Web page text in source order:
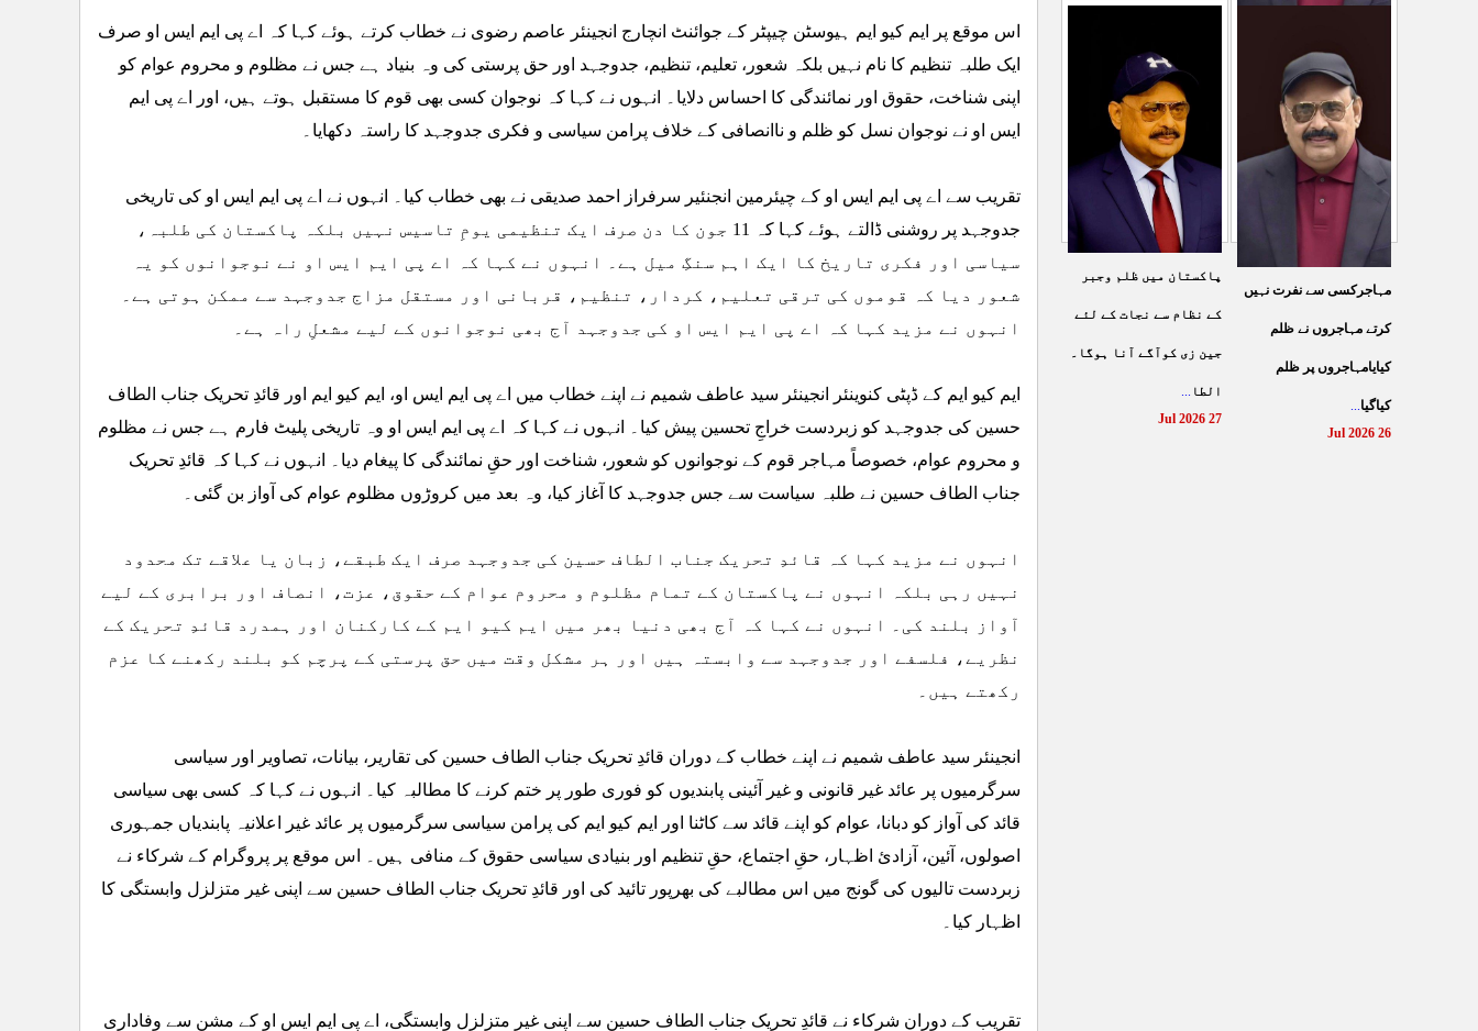
اس موقع پر ایم کیو ایم ہیوسٹن چیپٹر کے جوائنٹ انچارج انجینئر عاصم رضوی نے خطاب کرتے ہوئے کہا کہ اے پی ایم ایس او صرف
ایک طلبہ تنظیم کا نام نہیں بلکہ شعور، تعلیم، تنظیم، جدوجہد اور حق پرستی کی وہ بنیاد ہے جس نے مظلوم و محروم عوام کو
اپنی شناخت، حقوق اور نمائندگی کا احساس دلایا۔ انہوں نے کہا کہ نوجوان کسی بھی قوم کا مستقبل ہوتے ہیں، اور اے پی ایم
ایس او نے نوجوان نسل کو ظلم و ناانصافی کے خلاف پرامن سیاسی و فکری جدوجہد کا راستہ دکھایا۔
تقریب سے اے پی ایم ایس او کے چیئرمین انجنئیر سرفراز احمد صدیقی نے بھی خطاب کیا۔ انہوں نے اے پی ایم ایس او کی تاریخی
جدوجہد پر روشنی ڈالتے ہوئے کہا کہ 11 جون کا دن صرف ایک تنظیمی یومِ تاسیس نہیں بلکہ پاکستان کی طلبہ،
سیاسی اور فکری تاریخ کا ایک اہم سنگِ میل ہے۔ انہوں نے کہا کہ اے پی ایم ایس او نے نوجوانوں کو یہ
شعور دیا کہ قوموں کی ترقی تعلیم، کردار، تنظیم، قربانی اور مستقل مزاج جدوجہد سے ممکن ہوتی ہے۔
انہوں نے مزید کہا کہ اے پی ایم ایس او کی جدوجہد آج بھی نوجوانوں کے لیے مشعلِ راہ ہے۔
ایم کیو ایم کے ڈپٹی کنوینئر انجینئر سید عاطف شمیم نے اپنے خطاب میں اے پی ایم ایس او، ایم کیو ایم اور قائدِ تحریک جناب الطاف
حسین کی جدوجہد کو زبردست خراجِ تحسین پیش کیا۔ انہوں نے کہا کہ اے پی ایم ایس او وہ تاریخی پلیٹ فارم ہے جس نے مظلوم
و محروم عوام، خصوصاً مہاجر قوم کے نوجوانوں کو شعور، شناخت اور حقِ نمائندگی کا پیغام دیا۔ انہوں نے کہا کہ قائدِ تحریک
جناب الطاف حسین نے طلبہ سیاست سے جس جدوجہد کا آغاز کیا، وہ بعد میں کروڑوں مظلوم عوام کی آواز بن گئی۔
انہوں نے مزید کہا کہ قائدِ تحریک جناب الطاف حسین کی جدوجہد صرف ایک طبقے، زبان یا علاقے تک محدود
نہیں رہی بلکہ انہوں نے پاکستان کے تمام مظلوم و محروم عوام کے حقوق، عزت، انصاف اور برابری کے لیے
آواز بلند کی۔ انہوں نے کہا کہ آج بھی دنیا بھر میں ایم کیو ایم کے کارکنان اور ہمدرد قائدِ تحریک کے
نظریے، فلسفے اور جدوجہد سے وابستہ ہیں اور ہر مشکل وقت میں حق پرستی کے پرچم کو بلند رکھنے کا عزم
رکھتے ہیں۔
انجینئر سید عاطف شمیم نے اپنے خطاب کے دوران قائدِ تحریک جناب الطاف حسین کی تقاریر، بیانات، تصاویر اور سیاسی
سرگرمیوں پر عائد غیر قانونی و غیر آئینی پابندیوں کو فوری طور پر ختم کرنے کا مطالبہ کیا۔ انہوں نے کہا کہ کسی بھی سیاسی
قائد کی آواز کو دبانا، عوام کو اپنے قائد سے کاٹنا اور ایم کیو ایم کی پرامن سیاسی سرگرمیوں پر عائد غیر اعلانیہ پابندیاں جمہوری
اصولوں، آئین، آزادیٔ اظہار، حقِ اجتماع، حقِ تنظیم اور بنیادی سیاسی حقوق کے منافی ہیں۔ اس موقع پر پروگرام کے شرکاء نے
زبردست تالیوں کی گونج میں اس مطالبے کی بھرپور تائید کی اور قائدِ تحریک جناب الطاف حسین سے اپنی غیر متزلزل وابستگی کا
اظہار کیا۔
تقریب کے دوران شرکاء نے قائدِ تحریک جناب الطاف حسین سے اپنی غیر متزلزل وابستگی، اے پی ایم ایس او کے مشن سے وفاداری
شہادت پر متحدہ قومی
سے ہولی کھیلنابند کی جائے،
الطاف حسین...
پاکستان میں ظلم وجبر
کے نظام سے نجات کے لئے
جین زی کوآگے آنا ہوگا۔
الطا ...
27 Jul 2026
مہاجرکسی سے نفرت نہیں
کرتے مہاجروں نے ظلم
کیایامہاجروں پر ظلم
کیاگیا...
26 Jul 2026